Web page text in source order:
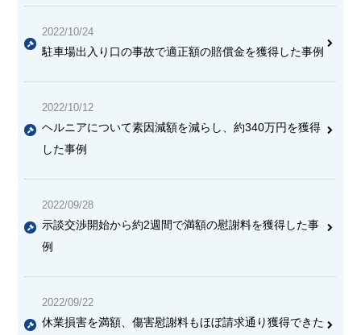
2022/10/24
駐車場出入り口の事故で適正額の賠償金を獲得した事例
2022/10/12
ヘルニアについて素因減額を減らし、約340万円を獲得
した事例
2022/09/28
示談交渉開始から約2週間で満額の慰謝料を獲得した事
例
2022/09/22
休業損害を満額、傷害慰謝料もほぼ請求通り獲得できた